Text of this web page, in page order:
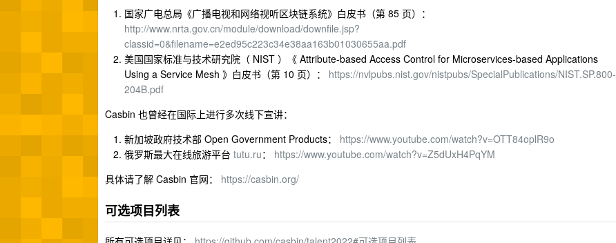
国家广电总局《广播电视和网络视听区块链系统》白皮书（第 85 页）：
http://www.nrta.gov.cn/module/download/downfile.jsp?
classid=0&filename=e2ed95c223c34e38aa163b01030655aa.pdf
美国国家标准与技术研究院（ NIST ）《 Attribute-based Access Control for Microservices-based Applications
Using a Service Mesh 》白皮书（第 10 页）： https://nvlpubs.nist.gov/nistpubs/SpecialPublications/NIST.SP.800-
204B.pdf
Casbin 也曾经在国际上进行多次线下宣讲：
新加坡政府技术部 Open Government Products： https://www.youtube.com/watch?v=OTT84oplR9o
俄罗斯最大在线旅游平台 tutu.ru： https://www.youtube.com/watch?v=Z5dUxH4PqYM
具体请了解 Casbin 官网： https://casbin.org/
可选项目列表